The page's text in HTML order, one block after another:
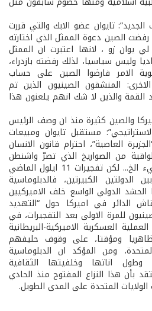
تايوان عضو الابك والتي قررت
الصين دعوة الممثل الذي اختارته
يوان زو ، لانها اعتبرت ان الممثل
وليس سياسيا، لذلك رفضته بازدراء،
الامر فارضوا الصين على حساب
المنشقون الصينيون الذين تم
القمة والذين لا شك انهم يلعنون هذا
والصين كثيرة منذ ان وصف الرئيس
مستقبل تايوان ومبيعات
العاصية”، احترام قانون الانسان
من الصواريخ الذي تصرّ واشنطن
على المضي فيه رغم كل شيء الخ... لكن تفجيرات 11 ايلول الماضي
الدولتين الكبيرتين، فالدبلوماسية
الدولي الواسع خلف الاميركيين
الدائر في اميركا حول “التهديد
للمرة الاولى بعد التفجيرات، في
العسكرية الاميركية-البريطانية
ومؤقتا، على وقوف حليفهم
ومن المؤكد ان الدبلوماسية
وطول اناتها وخلفيتها الثقافية
بأن هذا النزاع المفتوح منذ الحادي
المتحدة على المدى الطويل.